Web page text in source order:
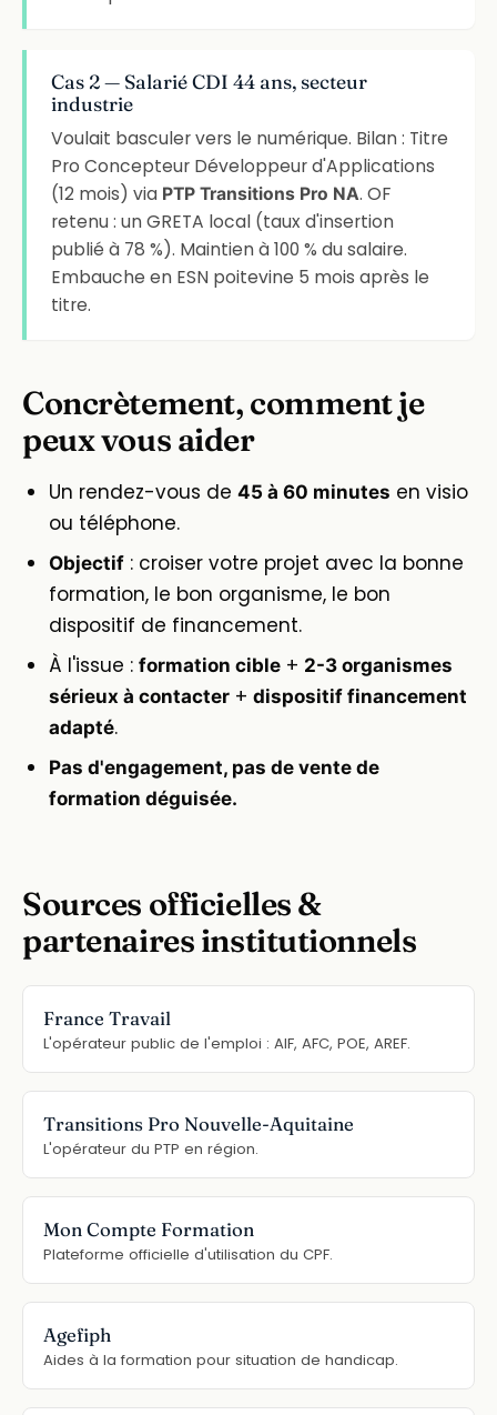
Cas 2 — Salarié CDI 44 ans, secteur
industrie
Voulait basculer vers le numérique. Bilan : Titre
Pro Concepteur Développeur d'Applications
(12 mois) via PTP Transitions Pro NA. OF
retenu : un GRETA local (taux d'insertion
publié à 78 %). Maintien à 100 % du salaire.
Embauche en ESN poitevine 5 mois après le
titre.
Concrètement, comment je
peux vous aider
Un rendez-vous de 45 à 60 minutes en visio
ou téléphone.
Objectif : croiser votre projet avec la bonne
formation, le bon organisme, le bon
dispositif de financement.
À l'issue : formation cible + 2-3 organismes
sérieux à contacter + dispositif financement
adapté.
Pas d'engagement, pas de vente de
formation déguisée.
Sources officielles &
partenaires institutionnels
France Travail
L'opérateur public de l'emploi : AIF, AFC, POE, AREF.
Transitions Pro Nouvelle-Aquitaine
L'opérateur du PTP en région.
Mon Compte Formation
Plateforme officielle d'utilisation du CPF.
Agefiph
Aides à la formation pour situation de handicap.